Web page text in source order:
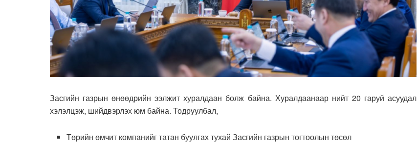
Засгийн газрын өнөөдрийн ээлжит хуралдаан болж байна. Хуралдаанаар нийт 20 гаруй асуудал
хэлэлцэж, шийдвэрлэх юм байна. Тодруулбал,
Төрийн өмчит компанийг татан буулгах тухай Засгийн газрын тогтоолын төсөл